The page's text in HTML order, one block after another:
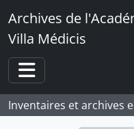
Skip to main content
Archives de
Villa Médicis
Toggle navigation
Inventaires et archives